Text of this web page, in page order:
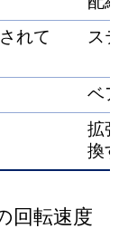
れて
ステ
ベア
拡張
換す
回転速度